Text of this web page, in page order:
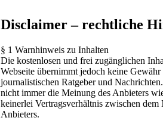
Disclaimer – rechtliche
§ 1 Warnhinweis zu Inhalten
Die kostenlosen und frei zugänglichen
Webseite übernimmt jedoch keine
journalistischen Ratgeber und
nicht immer die Meinung des Anbieters
keinerlei Vertragsverhältnis zwischen
Anbieters.